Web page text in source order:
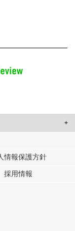
たコンテンツや広告の
しています。
提供した他の情報や、
集した他の情報を組み
情報保護方針
採用情報